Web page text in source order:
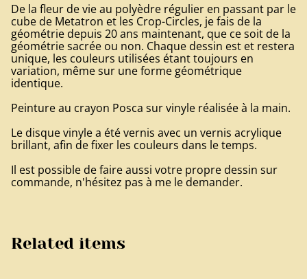
De la fleur de vie au polyèdre régulier en passant par le
cube de Metatron et les Crop-Circles, je fais de la
géométrie depuis 20 ans maintenant, que ce soit de la
géométrie sacrée ou non. Chaque dessin est et restera
unique, les couleurs utilisées étant toujours en
variation, même sur une forme géométrique
identique.
Peinture au crayon Posca sur vinyle réalisée à la main.
Le disque vinyle a été vernis avec un vernis acrylique
brillant, afin de fixer les couleurs dans le temps.
Il est possible de faire aussi votre propre dessin sur
commande, n'hésitez pas à me le demander.
Related items